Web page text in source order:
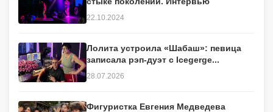
22.10.2024
Лолита устроила «Шабаш»: певица
записала рэп-дуэт с Icegerge...
28.07.2026
Фигуристка Евгения Медведева